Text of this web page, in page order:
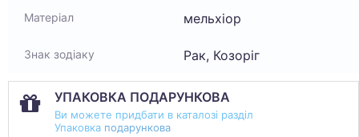
Матеріал мельхіор
Знак зодіаку Рак, Козоріг
УПАКОВКА ПОДАРУНКОВА
Ви можете придбати в каталозі разділ
Упаковка подарункова